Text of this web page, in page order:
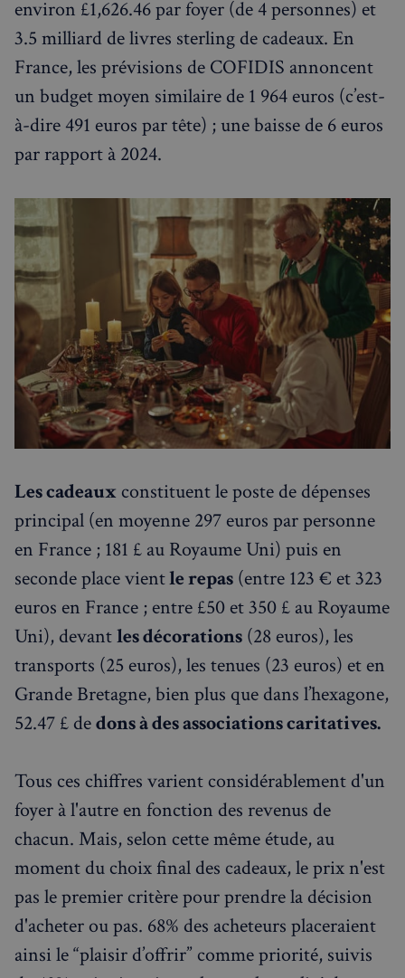
environ £1,626.46 par foyer (de 4 personnes) et
3.5 milliard de livres sterling de cadeaux. En
France, les prévisions de COFIDIS annoncent
un budget moyen similaire de 1 964 euros (c’est-
à-dire 491 euros par tête) ; une baisse de 6 euros
par rapport à 2024.
Les cadeaux constituent le poste de dépenses
principal (en moyenne 297 euros par personne
en France ; 181 £ au Royaume Uni) puis en
seconde place vientle repas (entre 123 € et 323
euros en France ; entre £50 et 350 £ au Royaume
Uni), devantles décorations (28 euros), les
transports (25 euros), les tenues (23 euros) et en
Grande Bretagne, bien plus que dans l’hexagone,
52.47 £ dedons à des associations caritatives.
Tous ces chiffres varient considérablement d'un
foyer à l'autre en fonction des revenus de
chacun. Mais, selon cette même étude, au
moment du choix final des cadeaux, le prix n'est
pas le premier critère pour prendre la décision
d'acheter ou pas. 68% des acheteurs placeraient
ainsi le “plaisir d’offrir” comme priorité, suivis